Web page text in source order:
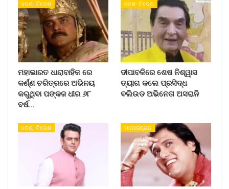
ଦେଶ- ବିଦେଶ
ମହାଭାରତ ଧାରାବାହିକ ରେ
କର୍ଣ୍ଣ ଚରିତ୍ରରେ ଅଭିନୟ
କରୁଥିବା ପଙ୍କଜ ଧୀର ୬୮
ବର୍ଷ…
ଦେଶ- ବିଦେଶ
ଦୀପାବଳିରେ ଶେଷ ନିଶ୍ୱାସ
ତ୍ୟାଗ କଲେ ପ୍ରସିଦ୍ଧ
ବଲିଉଡ ଅଭିନେତା ଅସରାନି
ଦେଶ- ବିଦେଶ ମନୋରଞ୍ଜନ